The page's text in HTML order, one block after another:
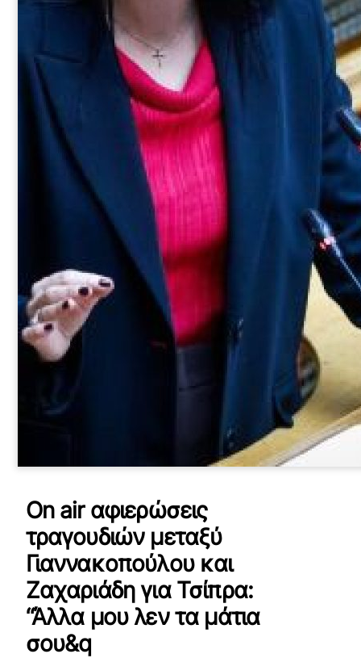
Οn air αφιερώσεις
τραγουδιών μεταξύ
Γιαννακοπούλου και
Ζαχαριάδη για Τσίπρα:
“Άλλα μου λεν τα μάτια
σου&q